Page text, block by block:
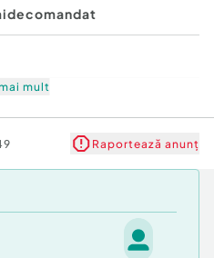
de Lidl, magazine
mult
Raportează anunț